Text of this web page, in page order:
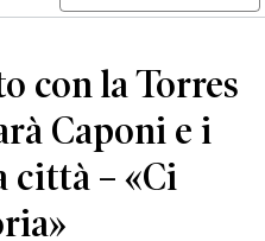
con la Torres
Caponi e i
città – «Ci